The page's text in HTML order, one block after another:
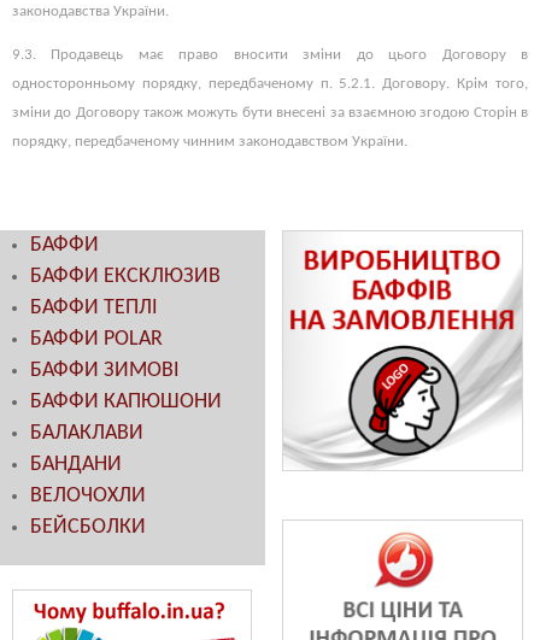
законодавства України.
9.3. Продавець має право вносити зміни до цього Договору в
односторонньому порядку, передбаченому п. 5.2.1. Договору. Крім того,
зміни до Договору також можуть бути внесені за взаємною згодою Сторін в
порядку, передбаченому чинним законодавством України.
БАФФИ
БАФФИ ЕКСКЛЮЗИВ
БАФФИ ТЕПЛІ
БАФФИ POLAR
БАФФИ ЗИМОВІ
БАФФИ КАПЮШОНИ
БАЛАКЛАВИ
БАНДАНИ
ВЕЛОЧОХЛИ
БЕЙСБОЛКИ